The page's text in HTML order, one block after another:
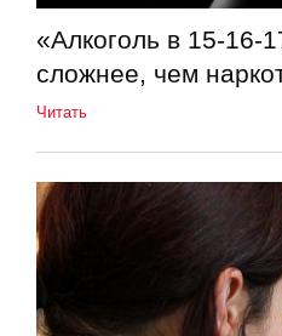
«Алкоголь в 15-16-
сложнее, чем
Читать